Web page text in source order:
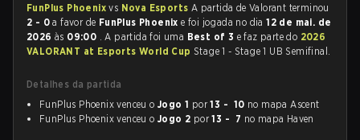
FunPlus Phoenixvs Nova Esports A partida de Valorant terminou
2 - 0 a favor de FunPlus Phoenixe foi jogada no dia12 de mai. de
2026 às 09:00 . A partida foi uma Best of 3 e faz parte do 2026
VALORANT at Esports World Cup Stage 1 - Stage 1 UB Semifinal.
Detalhes da partida
FunPlus Phoenix venceu o Jogo 1 por13 - 10 no mapa Ascent
FunPlus Phoenix venceu o Jogo 2 por13 - 7 no mapa Haven